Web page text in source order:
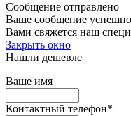
Сообщение отправлено
Ваше сообщение
Вами свяжется наш
Закрыть окно
Нашли дешевле
Ваше имя
Контактный телефон*